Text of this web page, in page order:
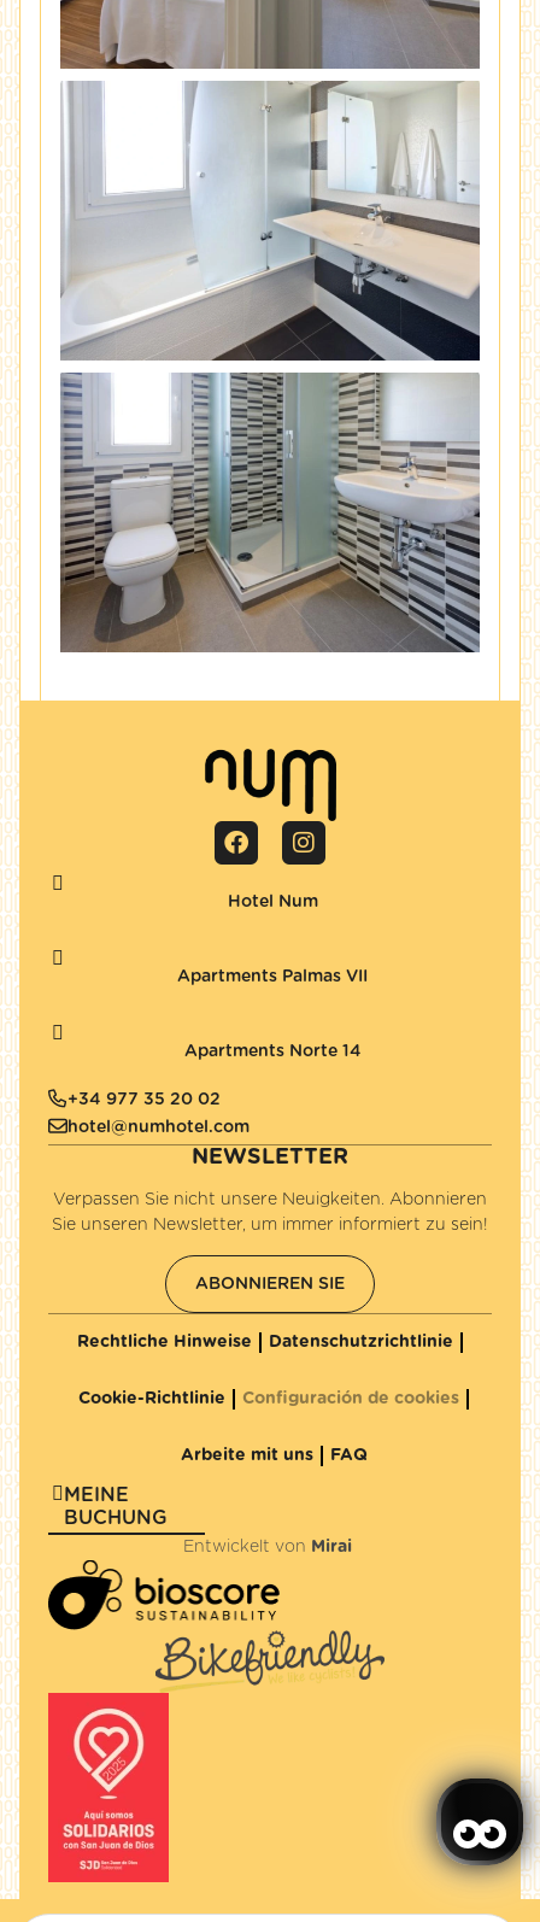
Hotel Num
Apartments Palmas VII
Apartments Norte 14
+34 977 35 20 02
hotel@numhotel.com
NEWSLETTER
Verpassen Sie nicht unsere Neuigkeiten. Abonnieren
Sie unseren Newsletter, um immer informiert zu sein!
ABONNIEREN SIE
Rechtliche Hinweise Datenschutzrichtlinie
Cookie-Richtlinie Configuración de cookies
Arbeite mit uns FAQ
MEINE
BUCHUNG
Entwickelt von Mirai